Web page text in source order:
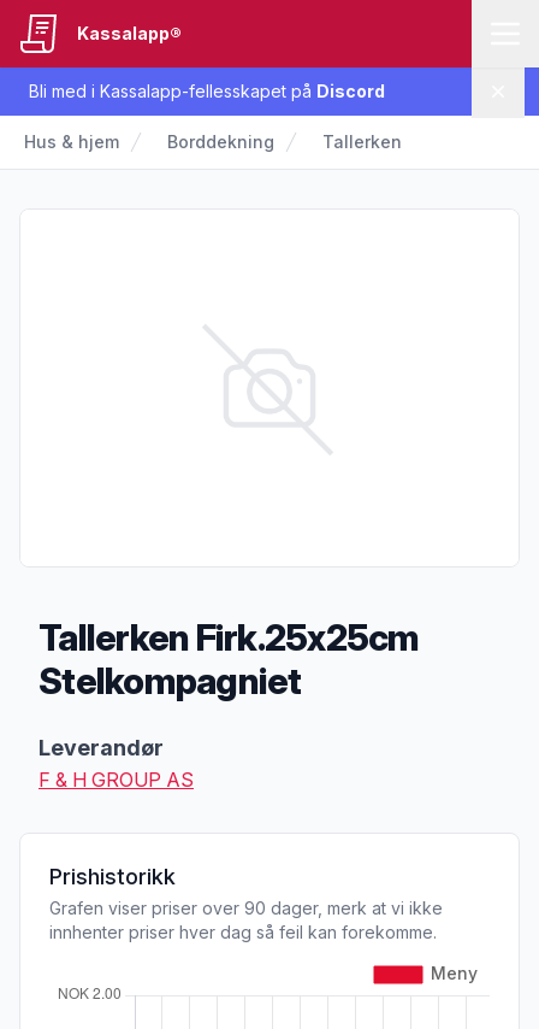
Bli med i Kassalapp-fellesskapet på Discord
Kassalapp®
Hus & hjem Borddekning Tallerken
Tallerken Firk.25x25cm
Stelkompagniet
Leverandør
F & H GROUP AS
Prishistorikk
Grafen viser priser over 90 dager, merk at vi ikke
innhenter priser hver dag så feil kan forekomme.